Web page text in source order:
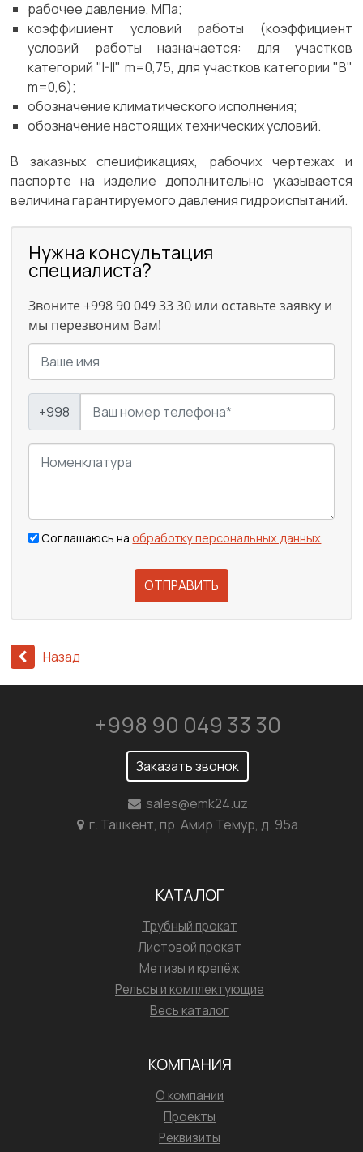
рабочее давление, МПа;
коэффициент условий работы (коэффициент
условий работы назначается: для участков
категорий "I-II" m=0,75, для участков категории "В"
m=0,6);
обозначение климатического исполнения;
обозначение настоящих технических условий.
В заказных спецификациях, рабочих чертежах и
паспорте на изделие дополнительно указывается
величина гарантируемого давления гидроиспытаний.
Нужна консультация
специалиста?
Звоните +998 90 049 33 30 или оставьте заявку и
мы перезвоним Вам!
+998
Соглашаюсь наобработку персональных данных
ОТПРАВИТЬ
Назад
+998 90 049 33 30
Заказать звонок
sales@emk24.uz
г. Ташкент, пр. Амир Темур, д. 95а
КАТАЛОГ
Трубный прокат
Листовой прокат
Метизы и крепёж
Рельсы и комплектующие
Весь каталог
КОМПАНИЯ
О компании
Проекты
Реквизиты